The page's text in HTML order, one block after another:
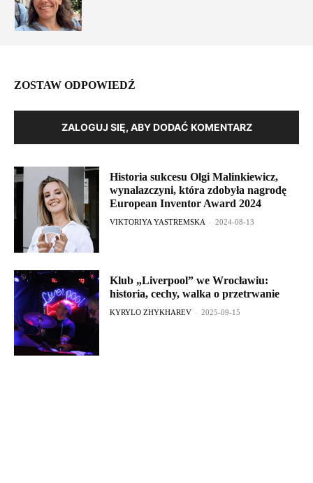
ZOSTAW ODPOWIEDŹ
ZALOGUJ SIĘ, ABY DODAĆ KOMENTARZ
Historia sukcesu Olgi Malinkiewicz,
wynalazczyni, która zdobyła nagrodę
European Inventor Award 2024
VIKTORIYA YASTREMSKA - 2024-08-13
Klub „Liverpool” we Wrocławiu:
historia, cechy, walka o przetrwanie
KYRYLO ZHYKHAREV - 2025-09-15